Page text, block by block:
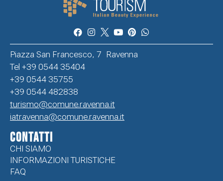
Piazza San Francesco, 7 Ravenna
Tel +39 0544 35404
+39 0544 35755
+39 0544 482838
turismo@comune.ravenna.it
iatravenna@comune.ravenna.it
CONTATTI
CHI SIAMO
INFORMAZIONI TURISTICHE
FAQ